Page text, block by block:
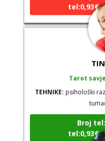
tel:0,93€
Tarot
TEHNIKE:
psihološki
Broj
tel:0,93€